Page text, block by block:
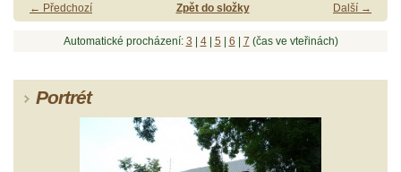
← Předchozí Další →
Zpět do složky
Automatické procházení: 3 | 4| 5 | 6 | 7 (čas ve vteřinách)
Portrét